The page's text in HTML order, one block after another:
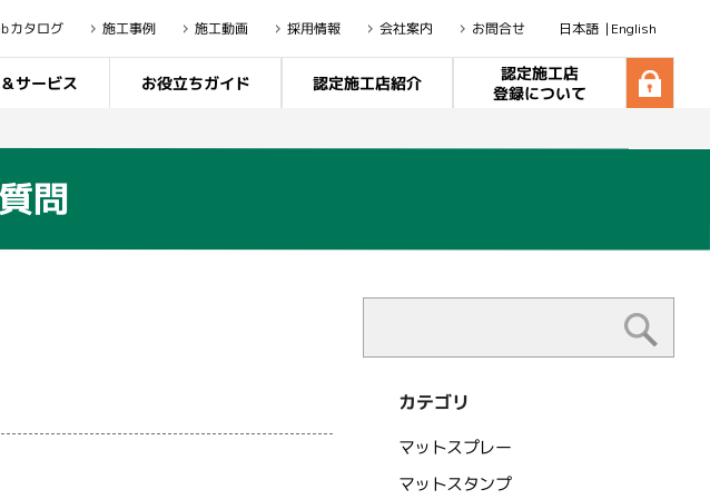
カタログ 施工事例 施工動画 採用情報 会社案内 お問合せ 日本語 English
サービス お役立ちガイド 認定施工店紹介 認定施工店
登録について
問
カテゴリ
マットスプレー
マットスタンプ